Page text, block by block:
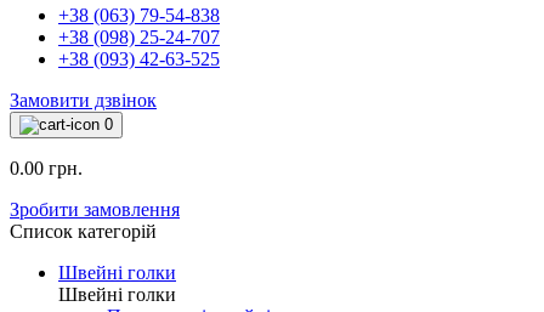
+38 (063) 79-54-838
+38 (098) 25-24-707
+38 (093) 42-63-525
Замовити дзвінок
0
0.00 грн.
Зробити замовлення
Список категорій
Швейні голки
Швейні голки